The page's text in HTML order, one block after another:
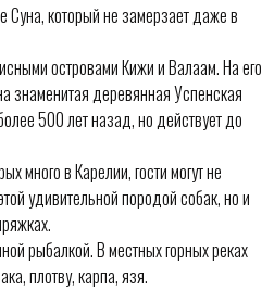
который не замерзает даже в
островами Кижи и Валаам. На его
знаменитая деревянная Успенская
500 лет назад, но действует до
много в Карелии, гости могут не
удивительной породой собак, но и
рыбалкой. В местных горных реках
плотву, карпа, язя.